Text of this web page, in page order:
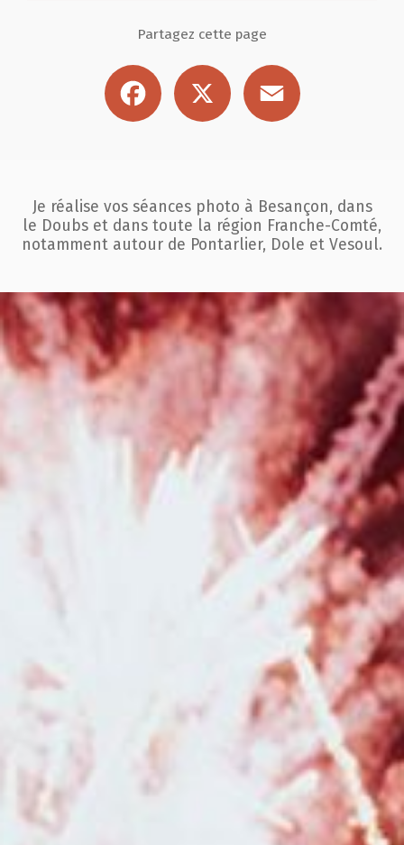
Partagez cette page
Facebook
Je réalise vos séances photo à Besançon, dans
le Doubs et dans toute la région Franche-Comté,
notamment autour de Pontarlier, Dole et Vesoul.